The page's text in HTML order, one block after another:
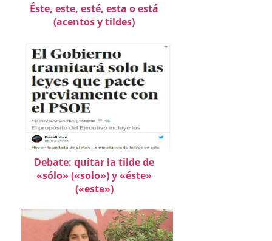
Éste, este, esté, esta o está
(acentos y tildes)
Debate: quitar la tilde de
«sólo» («solo») y «éste»
(«este»)